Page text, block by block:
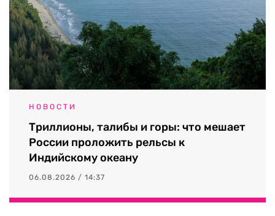
НОВОСТИ
Триллионы, талибы и горы: что мешает
России проложить рельсы к
Индийскому океану
06.08.2026 / 14:37